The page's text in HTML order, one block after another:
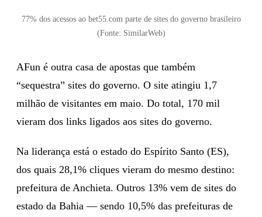
77% dos acessos ao bet55.com parte de sites do governo brasileiro
(Fonte: SimilarWeb)
AFun é outra casa de apostas que também
“sequestra” sites do governo. O site atingiu 1,7
milhão de visitantes em maio. Do total, 170 mil
vieram dos links ligados aos sites do governo.
Na liderança está o estado do Espírito Santo (ES),
dos quais 28,1% cliques vieram do mesmo destino:
prefeitura de Anchieta. Outros 13% vem de sites do
estado da Bahia — sendo 10,5% das prefeituras de